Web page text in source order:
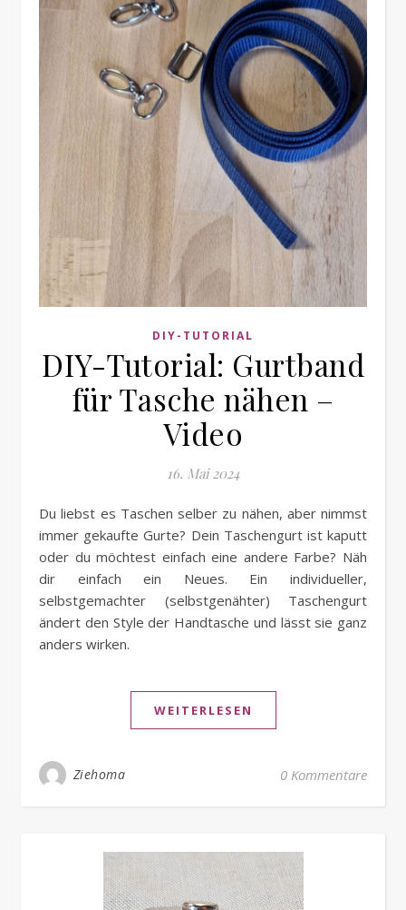
DIY-TUTORIAL
DIY-Tutorial: Gurtband
für Tasche nähen –
Video
16. Mai 2024
Du liebst es Taschen selber zu nähen, aber nimmst
immer gekaufte Gurte? Dein Taschengurt ist kaputt
oder du möchtest einfach eine andere Farbe? Näh
dir einfach ein Neues. Ein individueller,
selbstgemachter (selbstgenähter) Taschengurt
ändert den Style der Handtasche und lässt sie ganz
anders wirken.
WEITERLESEN
Ziehoma 0 Kommentare